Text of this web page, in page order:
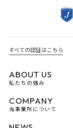
すべての認証はこちら
ABOUT US
私たちの強み
COMPANY
当事業所について